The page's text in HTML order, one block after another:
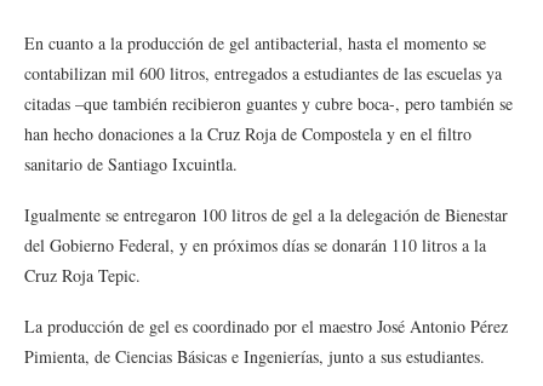
En cuanto a la producción de gel antibacterial, hasta el momento se
contabilizan mil 600 litros, entregados a estudiantes de las escuelas ya
citadas –que también recibieron guantes y cubre boca-, pero también se
han hecho donaciones a la Cruz Roja de Compostela y en el filtro
sanitario de Santiago Ixcuintla.
Igualmente se entregaron 100 litros de gel a la delegación de Bienestar
del Gobierno Federal, y en próximos días se donarán 110 litros a la
Cruz Roja Tepic.
La producción de gel es coordinado por el maestro José Antonio Pérez
Pimienta, de Ciencias Básicas e Ingenierías, junto a sus estudiantes.